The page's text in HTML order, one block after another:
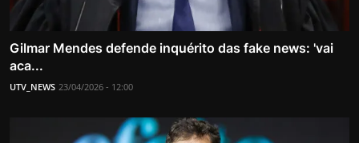
Gilmar Mendes defende inquérito das fake news: 'vai
aca...
UTV_NEWS 23/04/2026 - 12:00